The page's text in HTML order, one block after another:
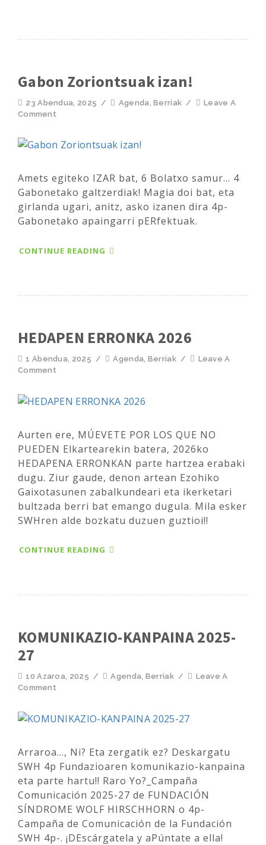
Gabon Zoriontsuak izan!
23 Abendua, 2025 / Agenda ,Berriak /
Leave A
Comment
Amets egiteko IZAR bat, 6 Bolatxo samur... 4
Gabonetako galtzerdiak! Magia doi bat, eta
girlanda ugari, anitz, asko izanen dira 4p-
Gabonetako apaingarri pERfektuak.
CONTINUE READING
HEDAPEN ERRONKA 2026
1 Abendua, 2025 / Agenda, Berriak /
Leave A
Comment
Aurten ere, MÚEVETE POR LOS QUE NO
PUEDEN Elkartearekin batera, 2026ko
HEDAPENA ERRONKAN parte hartzea erabaki
dugu. Ziur gaude, denon artean Ezohiko
Gaixotasunen zabalkundeari eta ikerketari
bultzada berri bat emango dugula. Mila esker
SWHren alde bozkatu duzuen guztioi!!
CONTINUE READING
KOMUNIKAZIO-KANPAINA 2025-
27
10 Azaroa, 2025 / Agenda, Berriak /
Leave A
Comment
Arraroa..., Ni? Eta zergatik ez? Deskargatu
SWH 4p Fundazioaren komunikazio-kanpaina
eta parte hartu!! Raro Yo?_Campaña
Comunicación 2025-27 de FUNDACIÓN
SÍNDROME WOLF HIRSCHHORN o 4p-
Campaña de Comunicación de la Fundación
SWH 4p-. ¡DEscárgatela y aPúntate a ella!